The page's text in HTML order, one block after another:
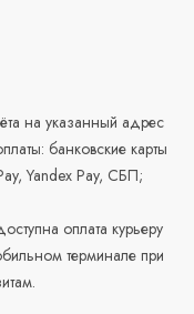
на указанный адрес
банковские карты
Yandex Pay, СБП;
оплата курьеру
терминале при